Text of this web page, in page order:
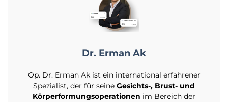
Dr. Erman Ak
Op. Dr. Erman Ak ist ein international erfahrener
Spezialist, der für seine Gesichts-, Brust- und
Körperformungsoperationen im Bereich der